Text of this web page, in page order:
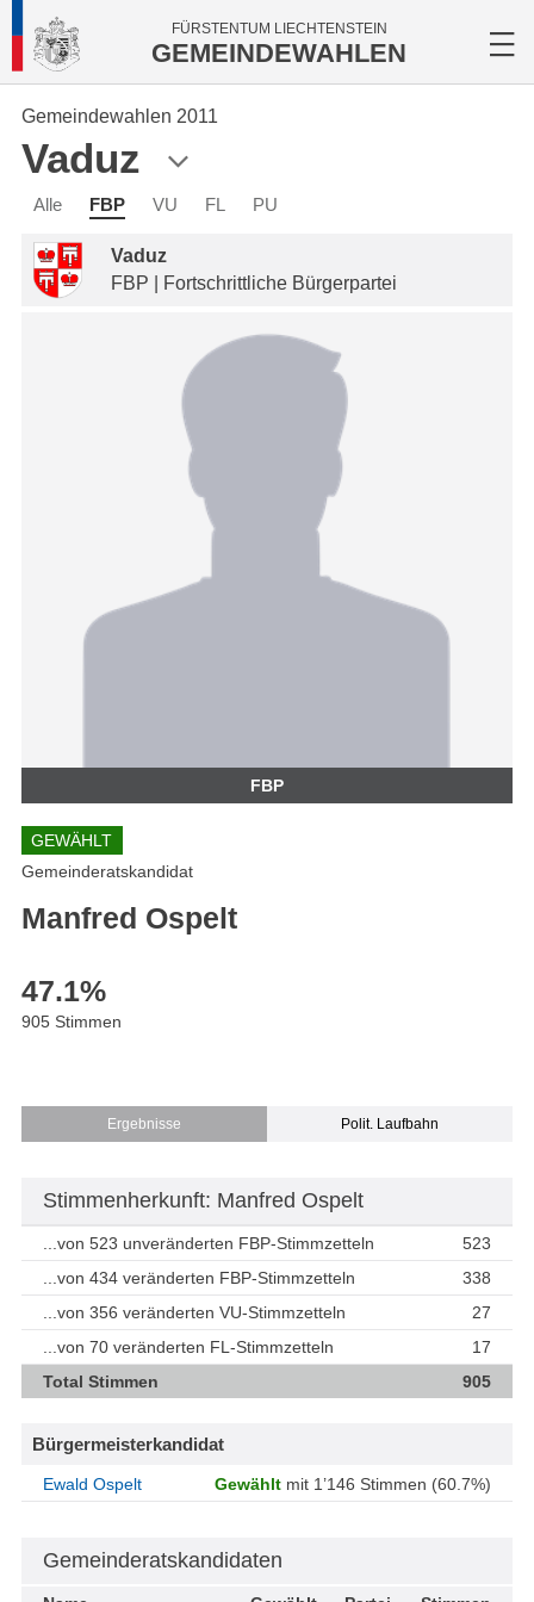
FÜRSTENTUM LIECHTENSTEIN
GEMEINDEWAHLEN
Gemeindewahlen 2011
Vaduz
Alle FBP VU FL PU
Vaduz
FBP | Fortschrittliche Bürgerpartei
FBP
GEWÄHLT
Gemeinderatskandidat
Manfred Ospelt
47.1%
905 Stimmen
Ergebnisse Polit. Laufbahn
Stimmenherkunft: Manfred Ospelt
...von 523 unveränderten FBP-Stimmzetteln
523
...von 434 veränderten FBP-Stimmzetteln
338
...von 356 veränderten VU-Stimmzetteln
27
...von 70 veränderten FL-Stimmzetteln
17
Total Stimmen
905
Bürgermeisterkandidat
Ewald Ospelt Gewählt mit 1’146 Stimmen (60.7%)
Gemeinderatskandidaten